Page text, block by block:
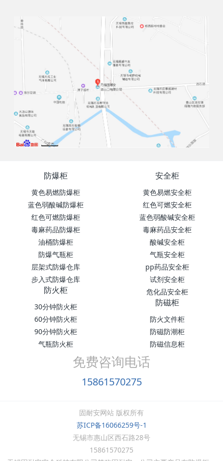
防爆柜
黄色易燃防爆柜
蓝色弱酸碱防爆柜
红色可燃防爆柜
毒麻药品防爆柜
油桶防爆柜
防爆气瓶柜
层架式防爆仓库
步入式防爆仓库
安全柜
黄色易燃安全柜
红色可燃安全柜
蓝色弱酸碱安全柜
毒麻药品安全柜
酸碱安全柜
气瓶安全柜
pp药品安全柜
试剂安全柜
危化品安全柜
防火柜
30分钟防火柜
60分钟防火柜
90分钟防火柜
气瓶防火柜
防磁柜
防火文件柜
防磁防潮柜
防磁信息柜
免费咨询电话
15861570275
固耐安网站 版权所有
苏ICP备16066259号-1
无锡市惠山区西石路28号
15861570275